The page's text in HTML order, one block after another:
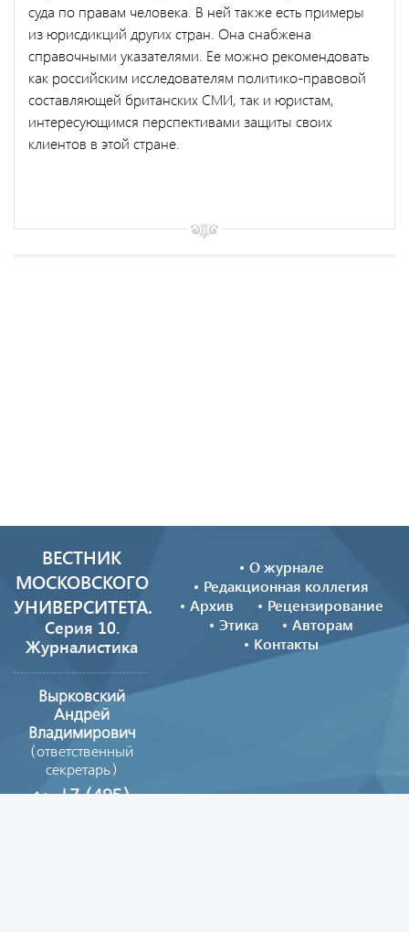
суда по правам человека. В ней также есть при­меры
из юрисдикций других стран. Она снабжена
справочными указателями. Ее можно рекомендовать
как российским исследова­телям политико-правовой
составляющей британских СМИ, так и юристам,
интересующимся перспективами защиты своих
клиентов в этой стране.
ВЕСТНИК
МОСКОВСКОГО
УНИВЕРСИТЕТА.
Серия 10.
Журналистика
Вырковский
Андрей
Владимирович
(ответственный
секретарь)
+7 (495)
О журнале
Редакционная коллегия
Архив
Рецензирование
Этика
Авторам
Контакты